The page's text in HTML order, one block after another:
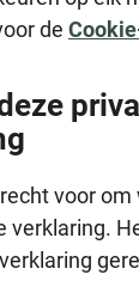
de
voor om
verklaring.